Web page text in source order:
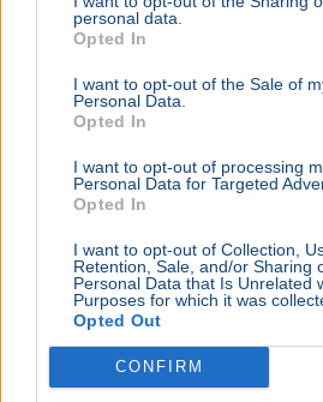
personal data.
Opted In
I want to opt-out of the Sale of
Personal Data.
Opted In
I want to opt-out of processing
Personal Data for Targeted
Opted In
I want to opt-out of Collection,
Retention, Sale, and/or Sharing
Personal Data that Is Unrelated
Purposes for which it was
Opted Out
CONFIRM
Karácsony Gergely bejelentette:
szennyezett részét az egykori
területén, elindulhat a
BELFÖLD 2026. augusztus 7.
Enyhül a helyzet Paksnál,
mindig csak a kapacitás